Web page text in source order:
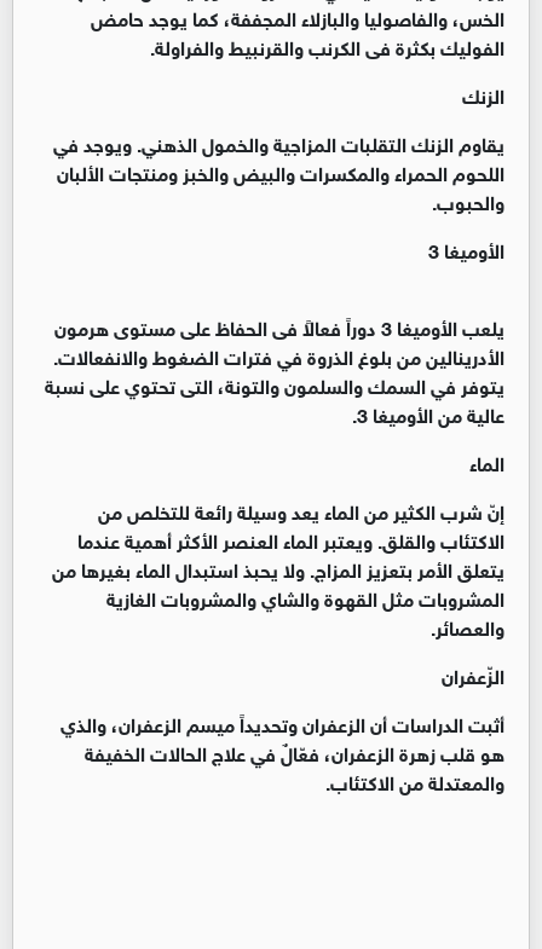
الخس، والفاصوليا والبازلاء المجففة، كما يوجد حامض
الفوليك بكثرة فى الكرنب والقرنبيط والفراولة.
الزنك
يقاوم الزنك التقلبات المزاجية والخمول الذهني. ويوجد في
اللحوم الحمراء والمكسرات والبيض والخبز ومنتجات الألبان
والحبوب.
الأوميغا 3
يلعب الأوميغا 3 دوراً فعالاً فى الحفاظ على مستوى هرمون
الأدرينالين من بلوغ الذروة في فترات الضغوط والانفعالات.
يتوفر في السمك والسلمون والتونة، التى تحتوي على نسبة
عالية من الأوميغا 3.
الماء
إنّ شرب الكثير من الماء يعد وسيلة رائعة للتخلص من
الاكتئاب والقلق. ويعتبر الماء العنصر الأكثر أهمية عندما
يتعلق الأمر بتعزيز المزاج. ولا يحبذ استبدال الماء بغيرها من
المشروبات مثل القهوة والشاي والمشروبات الغازية
والعصائر.
الزّعفران
أثبت الدراسات أن الزعفران وتحديداً ميسم الزعفران، والذي
هو قلب زهرة الزعفران، فعّالٌ في علاج الحالات الخفيفة
والمعتدلة من الاكتئاب.